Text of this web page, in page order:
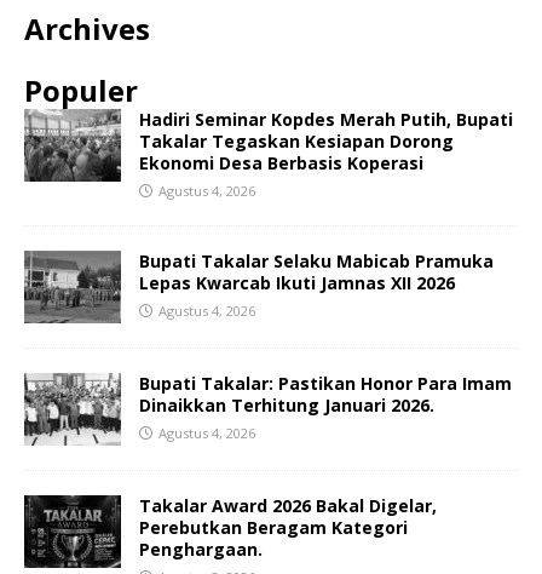
Archives
Populer
Hadiri Seminar Kopdes Merah Putih, Bupati
Takalar Tegaskan Kesiapan Dorong
Ekonomi Desa Berbasis Koperasi
Agustus 4, 2026
Bupati Takalar Selaku Mabicab Pramuka
Lepas Kwarcab Ikuti Jamnas XII 2026
Agustus 4, 2026
Bupati Takalar: Pastikan Honor Para Imam
Dinaikkan Terhitung Januari 2026.
Agustus 4, 2026
Takalar Award 2026 Bakal Digelar,
Perebutkan Beragam Kategori
Penghargaan.